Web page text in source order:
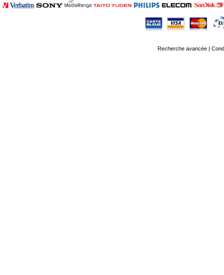
Recherche avancée|